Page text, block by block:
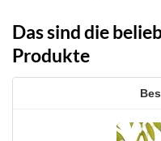
Das sind die
Produkte